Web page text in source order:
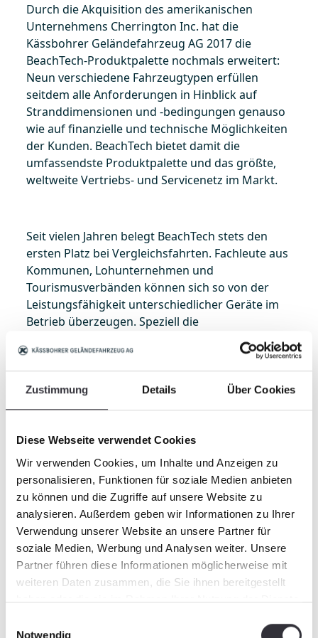
Zustimmung Details Über Cookies
Diese Webseite verwendet Cookies
Wir verwenden Cookies, um Inhalte und Anzeigen zu
personalisieren, Funktionen für soziale Medien anbieten
zu können und die Zugriffe auf unsere Website zu
analysieren. Außerdem geben wir Informationen zu Ihrer
Verwendung unserer Website an unsere Partner für
soziale Medien, Werbung und Analysen weiter. Unsere
Partner führen diese Informationen möglicherweise mit
weiteren Daten zusammen, die Sie ihnen bereitgestellt
haben oder die sie im Rahmen Ihrer Nutzung der Dienste
Notwendig
Durch die Akquisition des amerikanischen
Unternehmens Cherrington Inc. hat die
Kässbohrer Geländefahrzeug AG 2017 die
BeachTech-Produktpalette nochmals erweitert:
Neun verschiedene Fahrzeugtypen erfüllen
seitdem alle Anforderungen in Hinblick auf
Stranddimensionen und -bedingungen genauso
wie auf finanzielle und technische Möglichkeiten
der Kunden. BeachTech bietet damit die
umfassendste Produktpalette und das größte,
weltweite Vertriebs- und Servicenetz im Markt.
Seit vielen Jahren belegt BeachTech stets den
ersten Platz bei Vergleichsfahrten. Fachleute aus
Kommunen, Lohunternehmen und
Tourismusverbänden können sich so von der
Leistungsfähigkeit unterschiedlicher Geräte im
Betrieb überzeugen. Speziell die
Reinigungsleistung von BeachTech ist hinsichtlich
Reinigungsqualität und – effizienz klar im Vorteil.
Erfolgreich im Kampf gegen das Öl
Ölkatastrophen haben BeachTech in den
auf diesem Gebiet gemacht. Erstmals wurde
nach dem Pallas-Schiffsunglück 1998 ein
BeachTech 2000 zur Beseitigung von
Ölrückständen eingesetzt. Seitdem ist BeachTech
bei Ölhavarien stets ein gefragter Partner. Beim
Öleinsatz schabt BeachTech die kontaminierte
Oberfläche mit dem Aufnahmeschar behutsam
ab. Mit der bewährten Siebtechnik und
besonders feinen Siebbändern lässt sich dann
BeachTech-Geräte kann ein Großteil des Sandes